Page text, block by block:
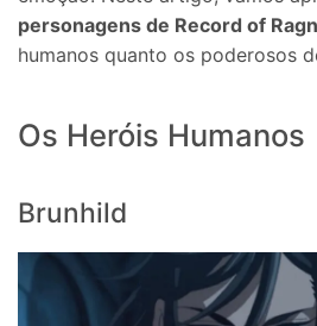
personagens de Record of
humanos quanto os poderosos
Os Heróis Humanos
Brunhild